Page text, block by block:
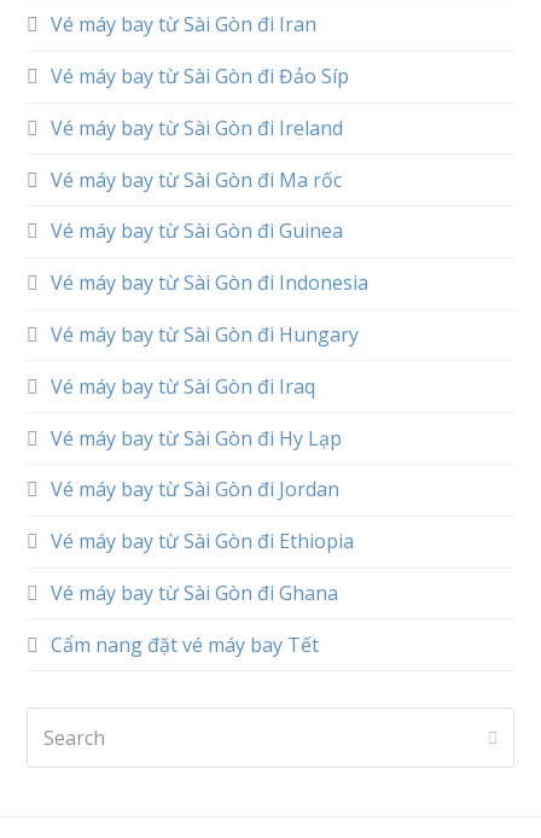
Vé máy bay từ Sài Gòn đi Iran
Vé máy bay từ Sài Gòn đi Đảo Síp
Vé máy bay từ Sài Gòn đi Ireland
Vé máy bay từ Sài Gòn đi Ma rốc
Vé máy bay từ Sài Gòn đi Guinea
Vé máy bay từ Sài Gòn đi Indonesia
Vé máy bay từ Sài Gòn đi Hungary
Vé máy bay từ Sài Gòn đi Iraq
Vé máy bay từ Sài Gòn đi Hy Lạp
Vé máy bay từ Sài Gòn đi Jordan
Vé máy bay từ Sài Gòn đi Ethiopia
Vé máy bay từ Sài Gòn đi Ghana
Cẩm nang đặt vé máy bay Tết